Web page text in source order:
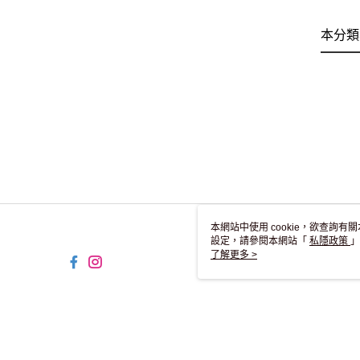
本分
本網站中使用 cookie，欲查詢有
設定，請參閱本網站「 私隱政策
用 cookie。
了解更多 >